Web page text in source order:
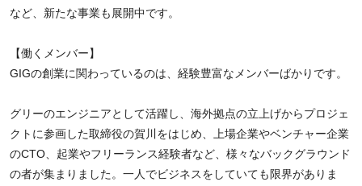
など、新たな事業も展開中です。
【働くメンバー】
GIGの創業に関わっているのは、経験豊富なメンバーばかりです。
グリーのエンジニアとして活躍し、海外拠点の立上げからプロジェ
クトに参画した取締役の賀川をはじめ、上場企業やベンチャー企業
のCTO、起業やフリーランス経験者など、様々なバックグラウンド
の者が集まりました。一人でビジネスをしていても限界がありま